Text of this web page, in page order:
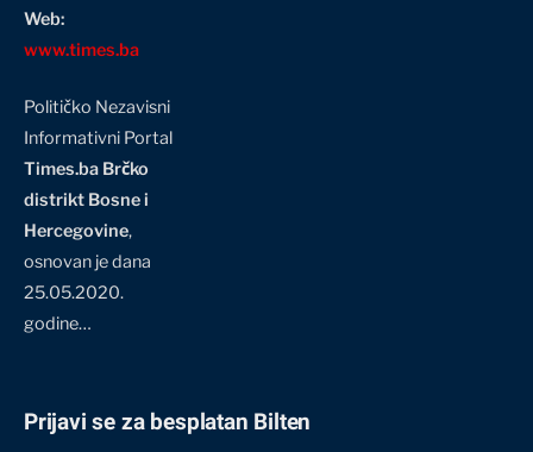
Web:
www.times.ba
Političko Nezavisni
Informativni Portal
Times.ba Brčko
distrikt Bosne i
Hercegovine,
osnovan je dana
25.05.2020.
godine…
Prijavi se za besplatan Bilten